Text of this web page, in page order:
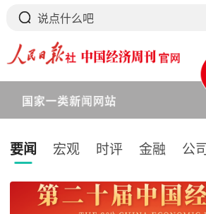
要闻 宏观 时评 金融 公司
下拉刷新